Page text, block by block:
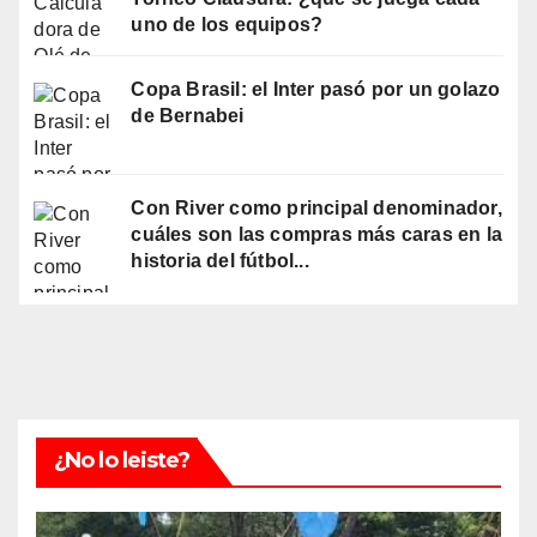
uno de los equipos?
Copa Brasil: el Inter pasó por un golazo
de Bernabei
Con River como principal denominador,
cuáles son las compras más caras en la
historia del fútbol...
¿No lo leiste?